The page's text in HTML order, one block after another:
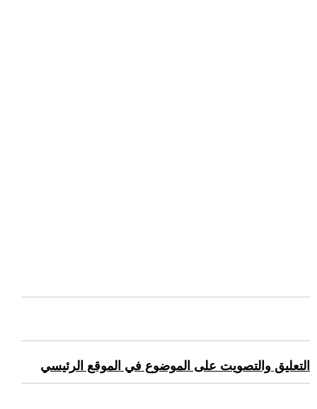
التعليق والتصويت على الموضوع في الموقع الرئيسي